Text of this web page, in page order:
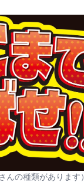
んの種類があります）